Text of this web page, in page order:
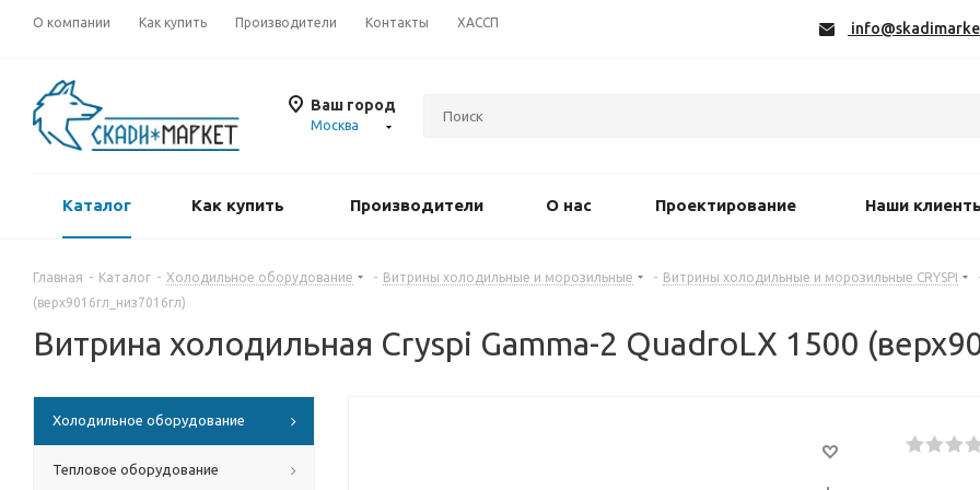
О компании Как купить Производители Контакты ХАССП
Ваш город
Москва
Каталог Как купить Производители О нас Проектирование Наши
Главная - Каталог - Холодильное оборудование - Витрины холодильные и морозильные - Витрины холодильные и морозильные CRYSPI
(верх9016гл_низ7016гл)
Витрина холодильная Cryspi Gamma-2 QuadroLX 1500
Холодильное оборудование
Тепловое оборудование